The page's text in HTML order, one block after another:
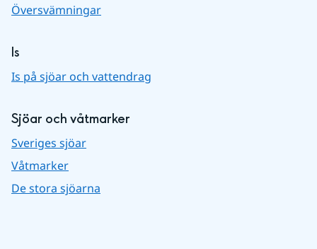
Översvämningar
Is
Is på sjöar och vattendrag
Sjöar och våtmarker
Sveriges sjöar
Våtmarker
De stora sjöarna